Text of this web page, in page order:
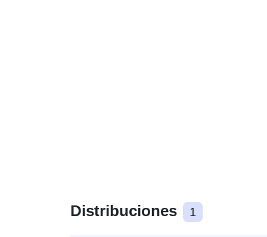
Distribuciones 1